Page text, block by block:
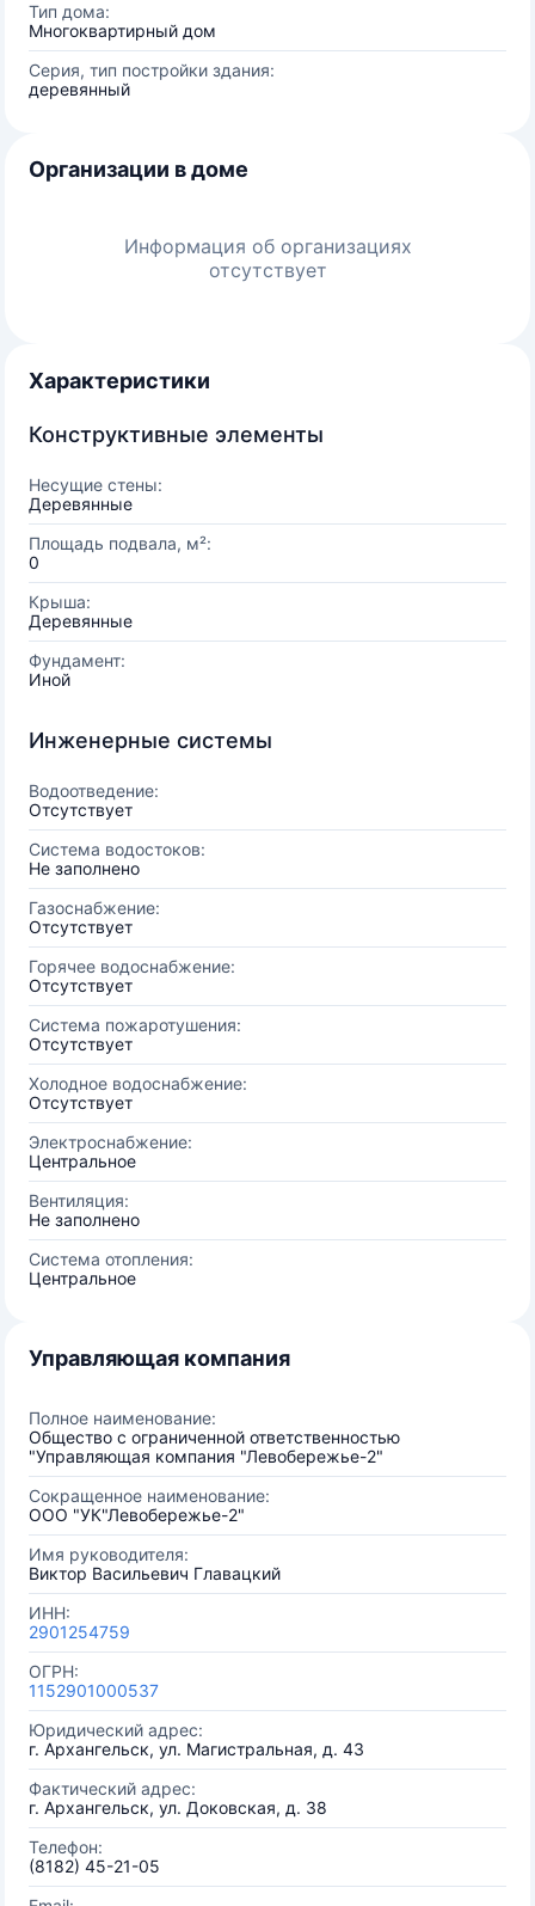
Тип дома:
Многоквартирный дом
Серия, тип постройки здания:
деревянный
Организации в доме
Информация об организациях
отсутствует
Характеристики
Конструктивные элементы
Несущие стены:
Деревянные
Площадь подвала, м²:
0
Крыша:
Деревянные
Фундамент:
Иной
Инженерные системы
Водоотведение:
Отсутствует
Система водостоков:
Не заполнено
Газоснабжение:
Отсутствует
Горячее водоснабжение:
Отсутствует
Система пожаротушения:
Отсутствует
Холодное водоснабжение:
Отсутствует
Электроснабжение:
Центральное
Вентиляция:
Не заполнено
Система отопления:
Центральное
Управляющая компания
Полное наименование:
Общество с ограниченной ответственностью
"Управляющая компания "Левобережье-2"
Сокращенное наименование:
ООО "УК"Левобережье-2"
Имя руководителя:
Виктор Васильевич Главацкий
ИНН:
2901254759
ОГРН:
1152901000537
Юридический адрес:
г. Архангельск, ул. Магистральная, д. 43
Фактический адрес:
г. Архангельск, ул. Доковская, д. 38
Телефон:
(8182) 45-21-05